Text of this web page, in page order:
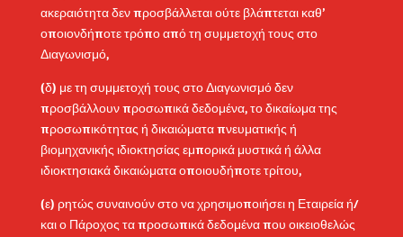
ακεραιότητα δεν προσβάλλεται ούτε βλάπτεται καθ’
οποιονδήποτε τρόπο από τη συμμετοχή τους στο
Διαγωνισμό,
(δ) με τη συμμετοχή τους στο Διαγωνισμό δεν
προσβάλλουν προσωπικά δεδομένα, το δικαίωμα της
προσωπικότητας ή δικαιώματα πνευματικής ή
βιομηχανικής ιδιοκτησίας εμπορικά μυστικά ή άλλα
ιδιοκτησιακά δικαιώματα οποιουδήποτε τρίτου,
(ε) ρητώς συναινούν στο να χρησιμοποιήσει η Εταιρεία ή/
και ο Πάροχος τα προσωπικά δεδομένα που οικειοθελώς